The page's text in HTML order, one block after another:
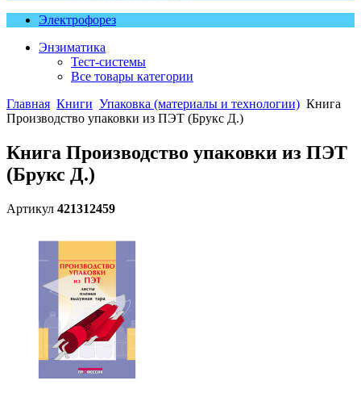
Электрофорез
Энзиматика
Тест-системы
Все товары категории
Главная Книги Упаковка (материалы и технологии) Книга
Производство упаковки из ПЭТ (Брукс Д.)
Книга Производство упаковки из ПЭТ
(Брукс Д.)
Артикул 421312459